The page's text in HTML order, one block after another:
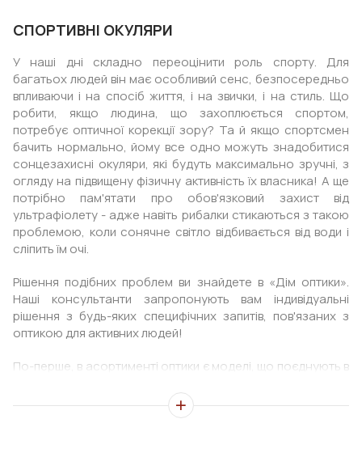
СПОРТИВНІ ОКУЛЯРИ
У наші дні складно переоцінити роль спорту. Для
багатьох людей він має особливий сенс, безпосередньо
впливаючи і на спосіб життя, і на звички, і на стиль. Що
робити, якщо людина, що захоплюється спортом,
потребує оптичної корекції зору? Та й якщо спортсмен
бачить нормально, йому все одно можуть знадобитися
сонцезахисні окуляри, які будуть максимально зручні, з
огляду на підвищену фізичну активність їх власника! А ще
потрібно пам'ятати про обов'язковий захист від
ультрафіолету - адже навіть рибалки стикаються з такою
проблемою, коли сонячне світло відбивається від води і
сліпить їм очі.
Рішення подібних проблем ви знайдете в «Дім оптики».
Наші консультанти запропонують вам індивідуальні
рішення з будь-яких специфічних запитів, пов'язаних з
оптикою для активних людей!
По-перше, в асортименті оптики є моделі, що поєднують в
є моделі, які об'єднують окуляри для корекції з окулярами
проти сонця, пропонуючи багатофункціональність, і